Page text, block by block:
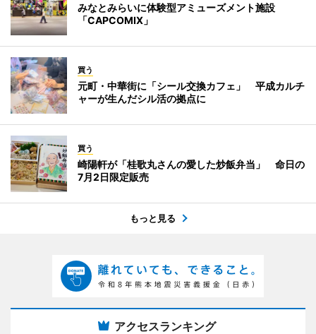
みなとみらいに体験型アミューズメント施設
「CAPCOMIX」
買う
元町・中華街に「シール交換カフェ」 平成カルチ
ャーが生んだシル活の拠点に
買う
崎陽軒が「桂歌丸さんの愛した炒飯弁当」 命日の
7月2日限定販売
もっと見る
アクセスランキング